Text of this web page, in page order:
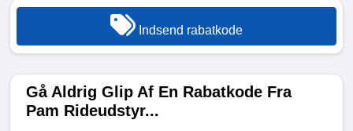
Indsend rabatkode
Gå Aldrig Glip Af En Rabatkode Fra
Pam Rideudstyr...